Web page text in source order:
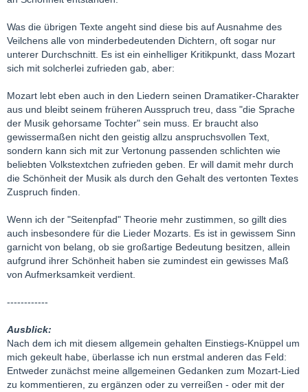
Was die übrigen Texte angeht sind diese bis auf Ausnahme des
Veilchens alle von minderbedeutenden Dichtern, oft sogar nur
unterer Durchschnitt. Es ist ein einhelliger Kritikpunkt, dass Mozart
sich mit solcherlei zufrieden gab, aber:
Mozart lebt eben auch in den Liedern seinen Dramatiker-Charakter
aus und bleibt seinem früheren Ausspruch treu, dass "die Sprache
der Musik gehorsame Tochter" sein muss. Er braucht also
gewissermaßen nicht den geistig allzu anspruchsvollen Text,
sondern kann sich mit zur Vertonung passenden schlichten wie
beliebten Volkstextchen zufrieden geben. Er will damit mehr durch
die Schönheit der Musik als durch den Gehalt des vertonten Textes
Zuspruch finden.
Wenn ich der "Seitenpfad" Theorie mehr zustimmen, so gillt dies
auch insbesondere für die Lieder Mozarts. Es ist in gewissem Sinn
garnicht von belang, ob sie großartige Bedeutung besitzen, allein
aufgrund ihrer Schönheit haben sie zumindest ein gewisses Maß
von Aufmerksamkeit verdient.
------------
Ausblick:
Nach dem ich mit diesem allgemein gehalten Einstiegs-Knüppel um
mich gekeult habe, überlasse ich nun erstmal anderen das Feld:
Entweder zunächst meine allgemeinen Gedanken zum Mozart-Lied
zu kommentieren, zu ergänzen oder zu verreißen - oder mit der